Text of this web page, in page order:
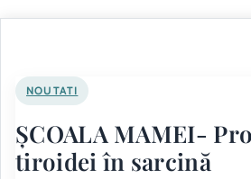
NOUTATI
ȘCOALA MAMEI-
tiroidei în sarcină